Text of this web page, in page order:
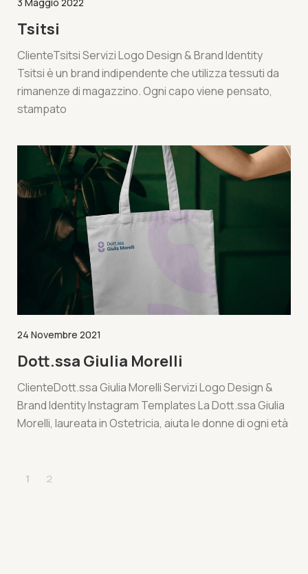
Tsitsi
ClienteTsitsi Servizi Logo Design & Brand Identity
Tsitsi è un brand indipendente che utilizza tessuti da
rimanenze di magazzino. Ogni capo viene pensato,
stampato
24 Novembre 2021
Dott.ssa Giulia Morelli
ClienteDott.ssa Giulia Morelli Servizi Logo Design &
Brand Identity Instagram Templates La Dott.ssa Giulia
Morelli, laureata in Ostetricia, aiuta le donne di ogni età
1 2